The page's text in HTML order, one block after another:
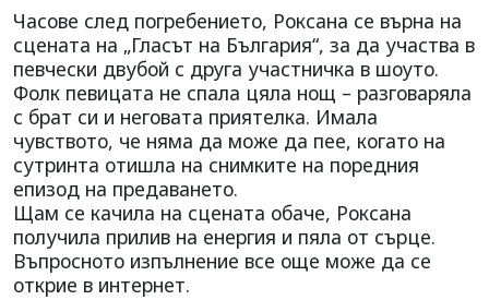
Часове след погребението, Роксана се върна на
сцената на „Гласът на България“, за да участва в
певчески двубой с друга участничка в шоуто.
Фолк певицата не спала цяла нощ – разговаряла
с брат си и неговата приятелка. Имала
чувството, че няма да може да пее, когато на
сутринта отишла на снимките на поредния
епизод на предаването.
Щам се качила на сцената обаче, Роксана
получила прилив на енергия и пяла от сърце.
Въпросното изпълнение все още може да се
открие в интернет.